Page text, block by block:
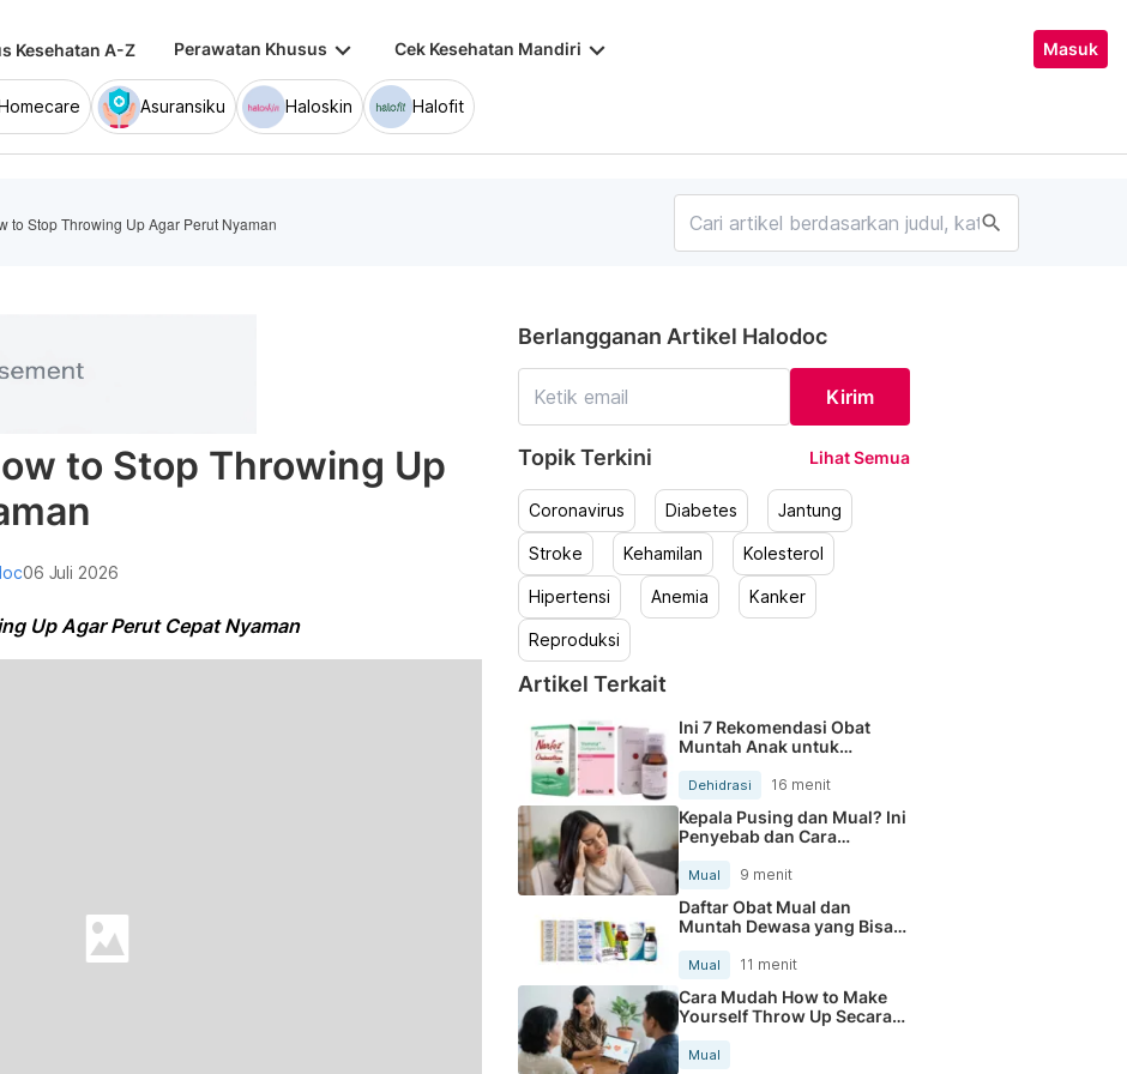
Kesehatan A-Z Perawatan Khusus keyboard_arrow_down Cek Kesehatan Mandiri keyboard_arrow_down Masuk
Asuransiku Haloskin Halofit
to Stop Throwing Up Agar Perut Nyaman search
to Stop Throwing Up
06 Juli 2026
Up Agar Perut Cepat Nyaman
Berlangganan Artikel Halodoc
Kirim
Topik Terkini Lihat Semua
Coronavirus Diabetes Jantung
Stroke Kehamilan Kolesterol
Hipertensi Anemia Kanker
Reproduksi
Artikel Terkait
Ini 7 Rekomendasi Obat
Muntah Anak untuk
Dehidrasi
Dehidrasi 16 menit
Kepala Pusing dan Mual? Ini
Penyebab dan Cara
Mual 9 menit
Daftar Obat Mual dan
Muntah Dewasa yang Bisa
Mual 11 menit
Cara Mudah How to Make
Yourself Throw Up Secara
Aman
Mual